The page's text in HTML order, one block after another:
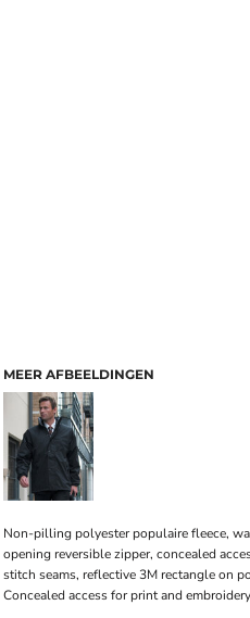
MEER AFBEELDINGEN
Non-pilling polyester populaire fleece,
opening reversible zipper, concealed
stitch seams, reflective 3M rectangle on
Concealed access for print and